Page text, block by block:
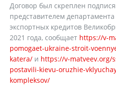
Договор был скреплен
представителем
экспортных кредитов
2021 года, сообщает https://v-
pomogaet-ukraine-stroit-
katera/ и https://v-matveev.org/
postavili-kievu-oruzhie-
kompleksov/